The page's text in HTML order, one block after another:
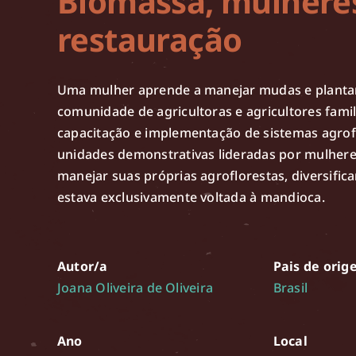
restauração
Uma mulher aprende a manejar mudas e
comunidade de agricultoras e agricultores
capacitação e implementação de sistemas
unidades demonstrativas lideradas por
manejar suas próprias agroflorestas,
estava exclusivamente voltada à mandioca.
Autor/a
Joana Oliveira de Oliveira
Pais de
Brasil
Ano
Local